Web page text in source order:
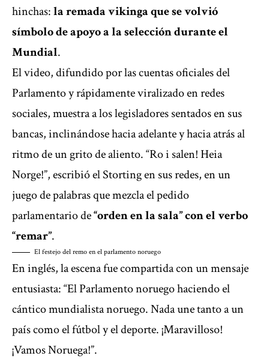
hinchas:la remada vikinga que se volvió
símbolo de apoyo a la selección durante el
Mundial.
El video, difundido por las cuentas oficiales del
Parlamento y rápidamente viralizado en redes
sociales, muestra a los legisladores sentados en sus
bancas, inclinándose hacia adelante y hacia atrás al
ritmo de un grito de aliento. “Ro i salen! Heia
Norge!”, escribió el Storting en sus redes, en un
juego de palabras que mezcla el pedido
parlamentario de“orden en la sala” con el verbo
“remar”.
El festejo del remo en el parlamento noruego
En inglés, la escena fue compartida con un mensaje
entusiasta: “El Parlamento noruego haciendo el
cántico mundialista noruego. Nada une tanto a un
país como el fútbol y el deporte. ¡Maravilloso!
¡Vamos Noruega!”.